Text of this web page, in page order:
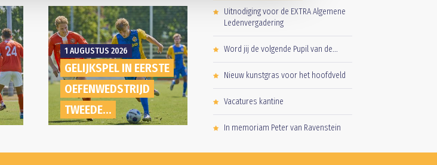
1 AUGUSTUS 2026
GELIJKSPEL IN EERSTE
OEFENWEDSTRIJD
TWEEDE...
Uitnodiging voor de EXTRA Algemene
Ledenvergadering
Word jij de volgende Pupil van de...
Nieuw kunstgras voor het hoofdveld
Vacatures kantine
In memoriam Peter van Ravenstein